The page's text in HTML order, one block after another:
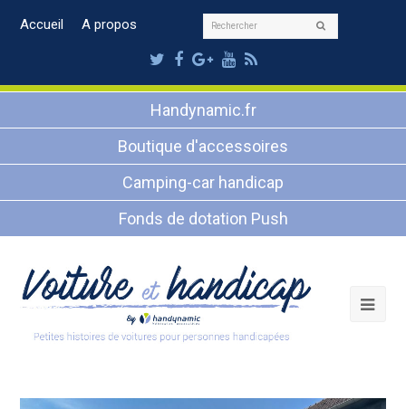
Accueil A propos Rechercher
Twitter
Facebook
Google
Plus
Youtube
RSS
Handynamic.fr
Boutique d'accessoires
Camping-car handicap
Fonds de dotation Push